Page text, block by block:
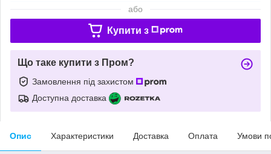
або
Купити з
Що таке купити з Пром?
Замовлення під захистом
Доступна доставка
Опис Характеристики Доставка Оплата Умови